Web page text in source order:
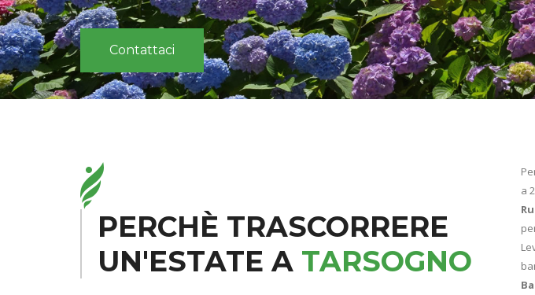
Contattaci
PERCHÈ TRASCORRERE
UN'ESTATE A TARSOGNO
a